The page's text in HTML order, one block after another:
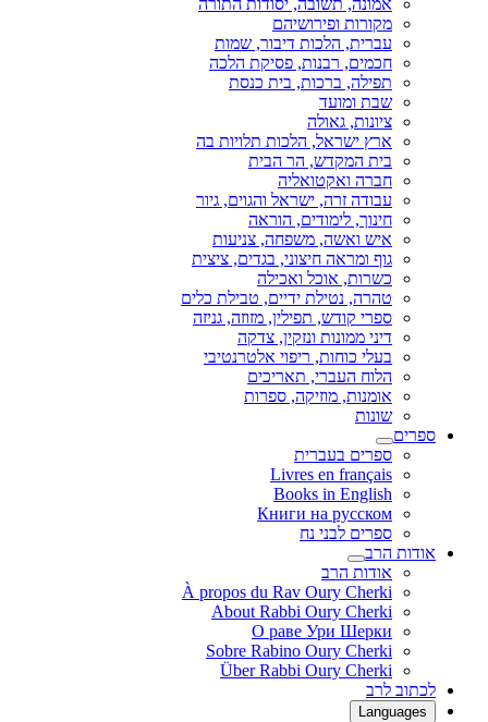
אמונה, תשובה, יסודות התורה
מקורות ופירושיהם
עברית, הלכות דיבור, שמות
חכמים, רבנות, פסיקת הלכה
תפילה, ברכות, בית כנסת
שבת ומועד
ציונות, גאולה
ארץ ישראל, הלכות תלויות בה
בית המקדש, הר הבית
חברה ואקטואליה
עבודה זרה, ישראל והגוים, גיור
חינוך, לימודים, הוראה
איש ואשה, משפחה, צניעות
גוף ומראה חיצוני, בגדים, ציצית
כשרות, אוכל ואכילה
טהרה, נטילת ידיים, טבילת כלים
ספרי קודש, תפילין, מזוזה, גניזה
דיני ממונות ונזקין, צדקה
בעלי כוחות, ריפוי אלטרנטיבי
הלוח העברי, תאריכים
אומנות, מוזיקה, ספרות
שונות
ספרים
ספרים בעברית
Livres en français
Books in English
Книги на русском
ספרים לבני נח
אודות הרב
אודות הרב
À propos du Rav Oury Cherki
About Rabbi Oury Cherki
О раве Ури Шерки
Sobre Rabino Oury Cherki
Über Rabbi Oury Cherki
לכתוב לרב
Languages